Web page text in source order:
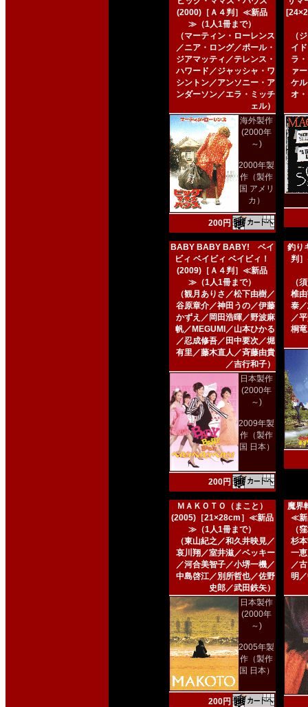
(2000)［Ａ４判］≪新品
≫（1人1冊まで）
（マーティン・ローレンス
／ニア・ロング／ポール・
ジアマッティ／テレンス・
ハワード／ジャッシャ・ワ
シントン／アンソニー・ア
ンダーソン／エラ・ミッチ
ェル）
海外製作
(2000年
～)
2000年製
作（製作
国 アメリ
カ）
200円
（
イ
ラ
ァ
ケ
オ
BABY BABY BABY! ベイ
ビィ ベイビィ ベイビィ！
(2009)［Ａ４判］≪新品
≫（1人1冊まで）
（観月ありさ／松下由樹／
谷原章介／神田うの／伊藤
かずえ／岡田浩暉／野波麻
帆／MEGUMI／山本ひかる
／忍成修吾／田中要次／堀
有里／藤木直人／斉藤由貴
／吉行和子）
日本製作
(2000年
～)
2009年製
作（製作
国 日本）
200円
釣り
判
（
椎
泰
／
桐
ＭＡＫＯＴＯ（まこと）
(2005)［21×28cm］≪新品
≫（1人1冊まで）
（東山紀之／和久井映見／
哀川翔／室井滋／ベッキー
／河合美智子／小堺一機／
中島啓江／別所哲也／佐野
史郎／武田鉄矢）
日本製作
(2000年
～)
2005年製
作（製作
国 日本）
200円
魔界
≪新
（
杉
一
／
明